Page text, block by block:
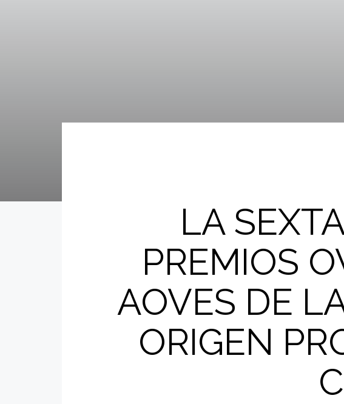
LA
PREMIOS
AOVES DE
ORIGEN